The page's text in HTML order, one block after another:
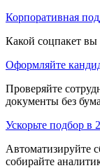
Корпоративная
Какой соцпакет вы
Оформляйте
Проверяйте
документы без
Ускорьте подбор в
Автоматизируйте
собирайте